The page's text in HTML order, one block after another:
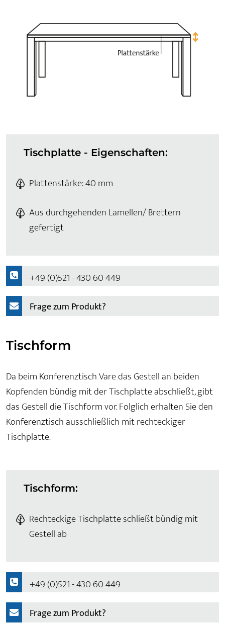
Tischplatte - Eigenschaften:
Plattenstärke: 40 mm
Aus durchgehenden Lamellen/ Brettern
gefertigt
+49 (0)521 - 430 60 449
Frage zum Produkt?
Tischform
Da beim Konferenztisch Vare das Gestell an beiden
Kopfenden bündig mit der Tischplatte abschließt, gibt
das Gestell die Tischform vor. Folglich erhalten Sie den
Konferenztisch ausschließlich mit rechteckiger
Tischplatte.
Tischform:
Rechteckige Tischplatte schließt bündig mit
Gestell ab
+49 (0)521 - 430 60 449
Frage zum Produkt?